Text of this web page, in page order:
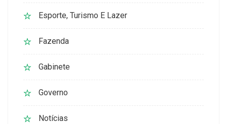
Esporte, Turismo E Lazer
Fazenda
Gabinete
Governo
Notícias